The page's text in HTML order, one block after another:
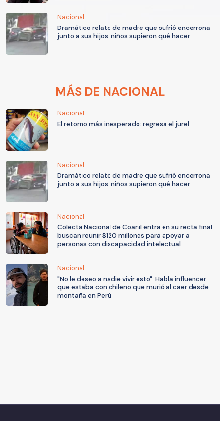
Nacional
Dramático relato de madre que sufrió encerrona
junto a sus hijos: niños supieron qué hacer
MÁS DE NACIONAL
Nacional
El retorno más inesperado: regresa el jurel
Nacional
Dramático relato de madre que sufrió encerrona
junto a sus hijos: niños supieron qué hacer
Nacional
Colecta Nacional de Coanil entra en su recta final:
buscan reunir $120 millones para apoyar a
personas con discapacidad intelectual
Nacional
"No le deseo a nadie vivir esto": Habla influencer
que estaba con chileno que murió al caer desde
montaña en Perú